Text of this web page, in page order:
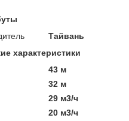
Тайвань
характеристики
43 м
32 м
29 м3/ч
20 м3/ч